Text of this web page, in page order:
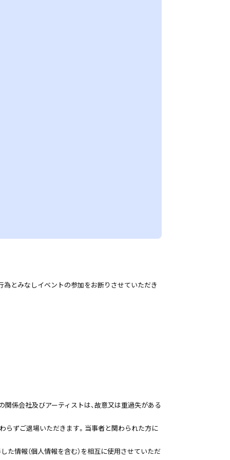
とみなしイベントの参加をお断りさせていただき
係会社及びアーティストは、故意又は重過失がある
らずご退場いただきます。当事者と関わられた方に
た情報（個人情報を含む）を相互に使用させていただ